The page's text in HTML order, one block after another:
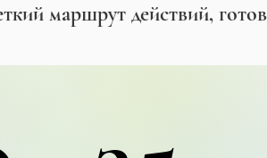
маршрут действий,